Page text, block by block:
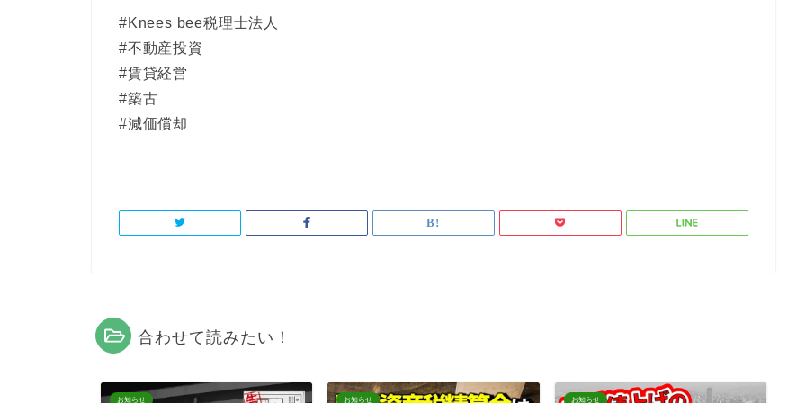
#Knees bee税理士法人
#不動産投資
#賃貸経営
#築古
#減価償却
合わせて読みたい！
お知らせ お知らせ お知らせ